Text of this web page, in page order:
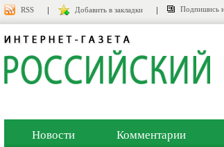
RSS Добавить в закладки Подпишись
Новости Комментарии